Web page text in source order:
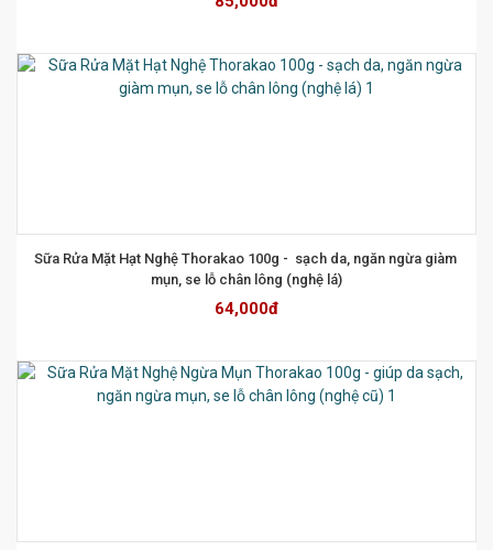
Sữa Rửa Mặt Hạt Nghệ Thorakao 100g -  sạch da, ngăn ngừa giàm
mụn, se lỗ chân lông (nghệ lá)
64,000đ